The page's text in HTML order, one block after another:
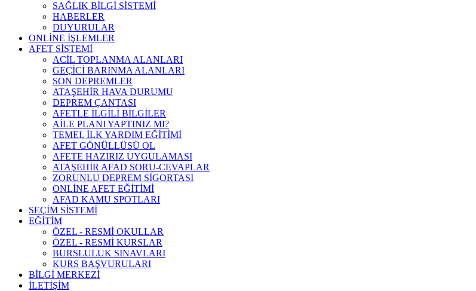
SAĞLIK BİLGİ SİSTEMİ
HABERLER
DUYURULAR
ONLİNE İŞLEMLER
AFET SİSTEMİ
ACİL TOPLANMA ALANLARI
GEÇİCİ BARINMA ALANLARI
SON DEPREMLER
ATAŞEHİR HAVA DURUMU
DEPREM ÇANTASI
AFETLE İLGİLİ BİLGİLER
AİLE PLANI YAPTINIZ MI?
TEMEL İLK YARDIM EĞİTİMİ
AFET GÖNÜLLÜSÜ OL
AFETE HAZIRIZ UYGULAMASI
ATAŞEHİR AFAD SORU-CEVAPLAR
ZORUNLU DEPREM SİGORTASI
ONLİNE AFET EĞİTİMİ
AFAD KAMU SPOTLARI
SEÇİM SİSTEMİ
EĞİTİM
ÖZEL - RESMİ OKULLAR
ÖZEL - RESMİ KURSLAR
BURSLULUK SINAVLARI
KURS BAŞVURULARI
BİLGİ MERKEZİ
İLETİŞİM